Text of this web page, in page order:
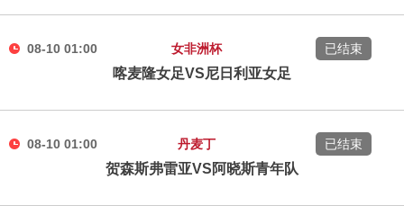
08-10 01:00 女非洲杯
喀麦隆女足VS尼日利亚女足
已结束
08-10 01:00 丹麦丁
贺森斯弗雷亚VS阿晓斯青年队
已结束